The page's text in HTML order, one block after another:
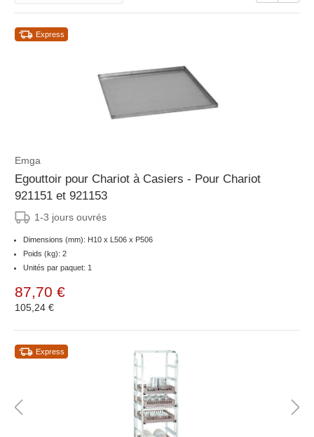
Express
Emga
Egouttoir pour Chariot à Casiers - Pour Chariot
921151 et 921153
1-3 jours ouvrés
Dimensions (mm): H10 x L506 x P506
Poids (kg): 2
Unités par paquet: 1
87,70 €
105,24 €
Express